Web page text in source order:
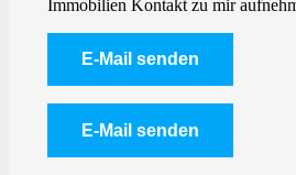
Immobilien Kontakt zu mir